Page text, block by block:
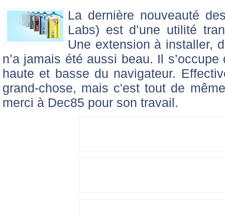
La dernière nouveauté
Labs) est d’une utilité
Une extension à installer,
n’a jamais été aussi beau. Il
haute et basse du navigateur.
grand-chose, mais c'est tout de
merci à Dec85 pour son travail.